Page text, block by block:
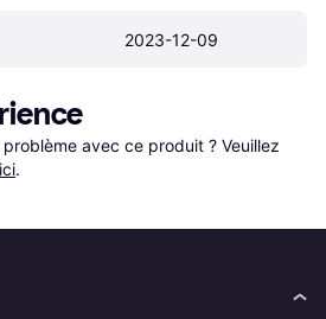
2023-12-09
avec ce produit ? Veuillez
.